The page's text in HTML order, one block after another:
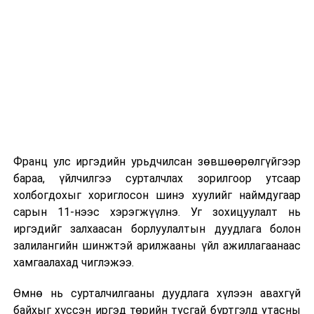
2026 оны 9 дүгээр сарын 13-наас оюутнуудыг
дотуур байранд оруулж эхэлнэ.
Сургууль, цэцэрлэгийн үйл ажиллагааны
зохицуулалт
2026 оны 8 дугаар сарын 17–28-ны өдрүүдэд
байранд элсэлт, бүртгэл болон бусад аливаа
арга хэмжээ зохион байгуулахгүй болно.
Франц улс иргэдийн урьдчилсан зөвшөөрөлгүйгээр
бараа, үйлчилгээ сурталчлах зорилгоор утсаар
холбогдохыг хориглосон шинэ хуулийг наймдугаар
сарын 11-нээс хэрэгжүүлнэ. Уг зохицуулалт нь
иргэдийг залхаасан борлуулалтын дуудлага болон
залилангийн шинжтэй арилжааны үйл ажиллагаанаас
хамгаалахад чиглэжээ.
Өмнө нь сурталчилгааны дуудлага хүлээн авахгүй
байхыг хүссэн иргэд төрийн тусгай бүртгэлд утасны